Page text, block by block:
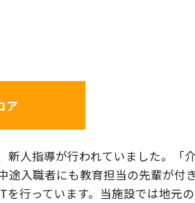
ア
新人指導が行われていました。「
途入職者にも教育担当の先輩が付
を行っています。当施設では地元